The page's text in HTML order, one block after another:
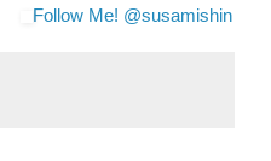
Follow Me! @susamishin